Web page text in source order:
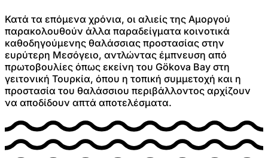
Κατά τα επόμενα χρόνια, οι αλιείς της Αμοργού
παρακολουθούν άλλα παραδείγματα κοινοτικά
καθοδηγούμενης θαλάσσιας προστασίας στην
ευρύτερη Μεσόγειο, αντλώντας έμπνευση από
πρωτοβουλίες όπως εκείνη του Gökova Bay στη
γειτονική Τουρκία, όπου η τοπική συμμετοχή και η
προστασία του θαλάσσιου περιβάλλοντος αρχίζουν
να αποδίδουν απτά αποτελέσματα.